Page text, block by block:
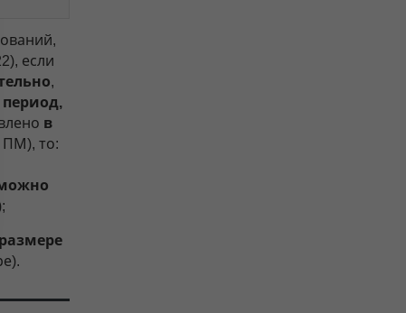
если
,
в
ПМ), то: